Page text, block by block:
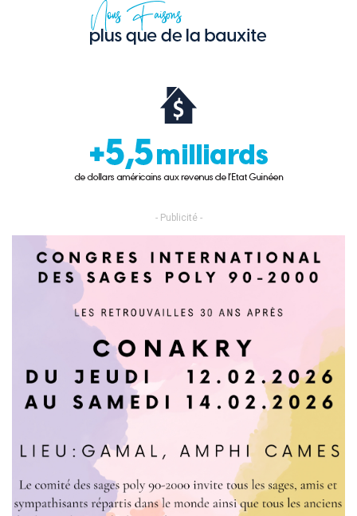
- Publicité -